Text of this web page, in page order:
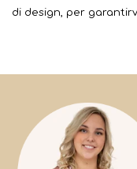
di design, per